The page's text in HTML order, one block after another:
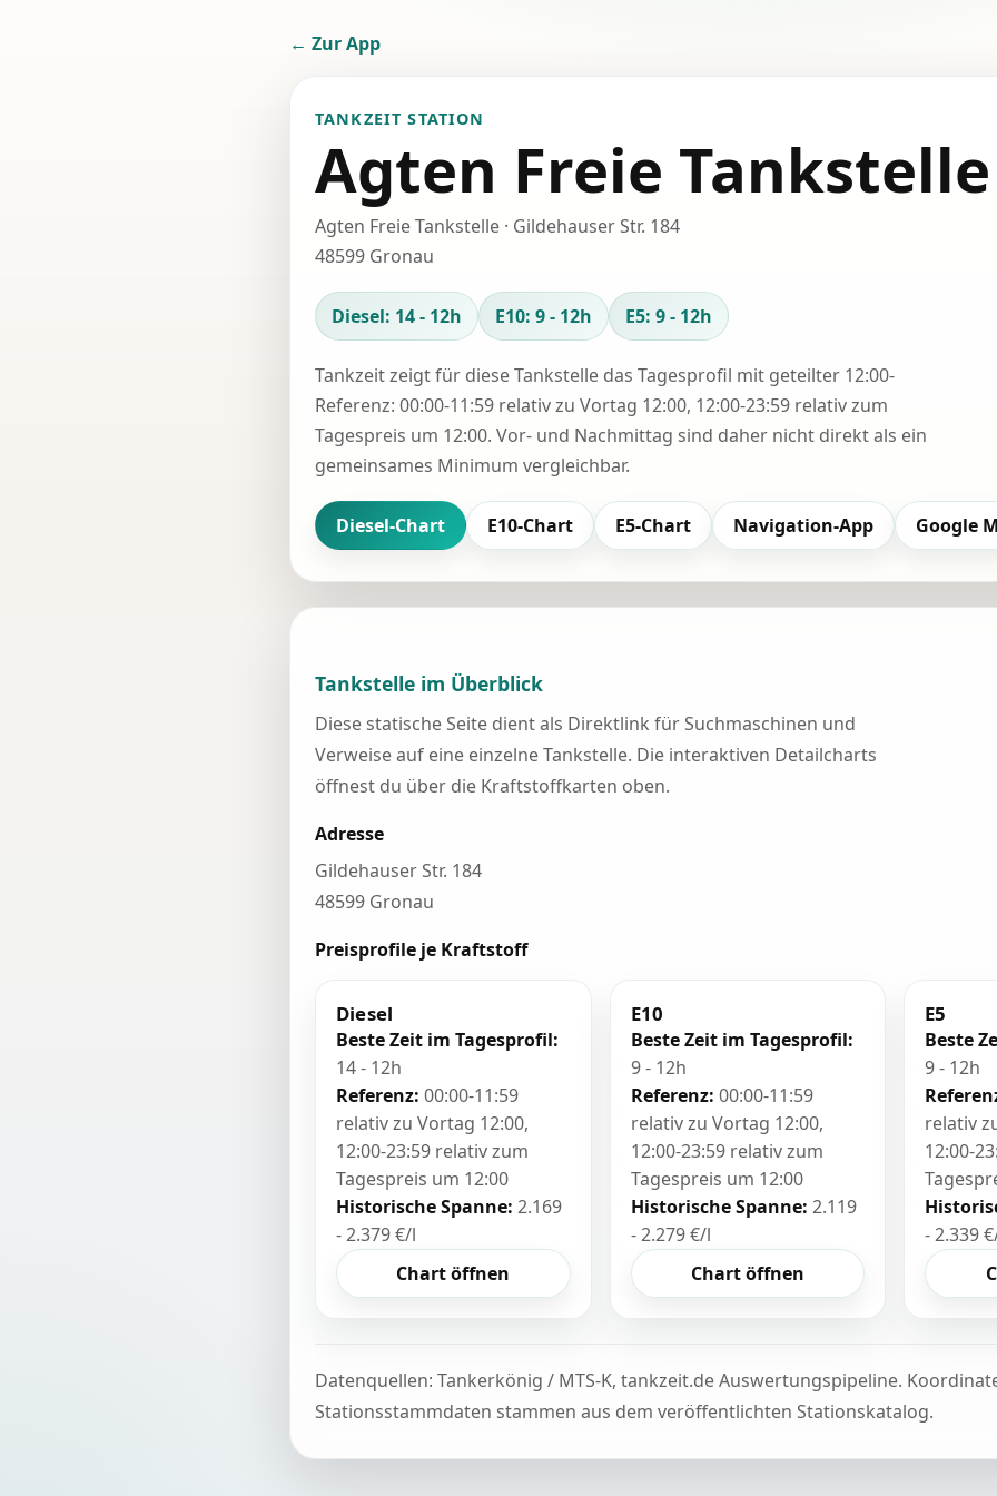
← Zur App
TANKZEIT STATION
Agten Freie Tankstelle
Agten Freie Tankstelle · Gildehauser Str. 184
48599 Gronau
Diesel: 14 - 12h E10: 9 - 12h E5: 9 - 12h
Tankzeit zeigt für diese Tankstelle das Tagesprofil mit geteilter 12:00-
Referenz: 00:00-11:59 relativ zu Vortag 12:00, 12:00-23:59 relativ zum
Tagespreis um 12:00. Vor- und Nachmittag sind daher nicht direkt als ein
gemeinsames Minimum vergleichbar.
Diesel-Chart E10-Chart E5-Chart Navigation-App Google
Tankstelle im Überblick
Diese statische Seite dient als Direktlink für Suchmaschinen und
Verweise auf eine einzelne Tankstelle. Die interaktiven Detailcharts
öffnest du über die Kraftstoffkarten oben.
Adresse
Gildehauser Str. 184
48599 Gronau
Preisprofile je Kraftstoff
Diesel
Beste Zeit im Tagesprofil:
14 - 12h
Referenz: 00:00-11:59
relativ zu Vortag 12:00,
12:00-23:59 relativ zum
Tagespreis um 12:00
Historische Spanne: 2.169
- 2.379 €/l
Chart öffnen
E10
Beste Zeit im Tagesprofil:
9 - 12h
Referenz: 00:00-11:59
relativ zu Vortag 12:00,
12:00-23:59 relativ zum
Tagespreis um 12:00
Historische Spanne: 2.119
- 2.279 €/l
Chart öffnen
E5
Beste
9 - 12h
relativ
12:00-
- 2.339
Datenquellen: Tankerkönig / MTS-K, tankzeit.de Auswertungspipeline.
Stationsstammdaten stammen aus dem veröffentlichten Stationskatalog.